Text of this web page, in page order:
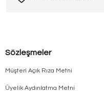
Sözleşmeler
Müşteri Açık Rıza Metni
Üyelik Aydınlatma Metni